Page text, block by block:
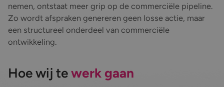
nemen, ontstaat meer grip op de commerciële pipeline.
Zo wordt afspraken genereren geen losse actie, maar
een structureel onderdeel van commerciële
ontwikkeling.
Hoe wij tewerk gaan